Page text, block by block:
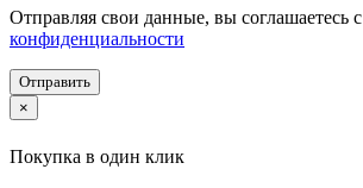
Отправляя свои данные, вы соглашаетесь с
конфиденциальности
Отправить
×
Покупка в один клик